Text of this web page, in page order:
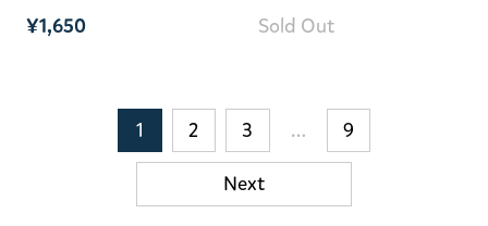
¥1,650
Sold Out
1 2 3 … 9
Next